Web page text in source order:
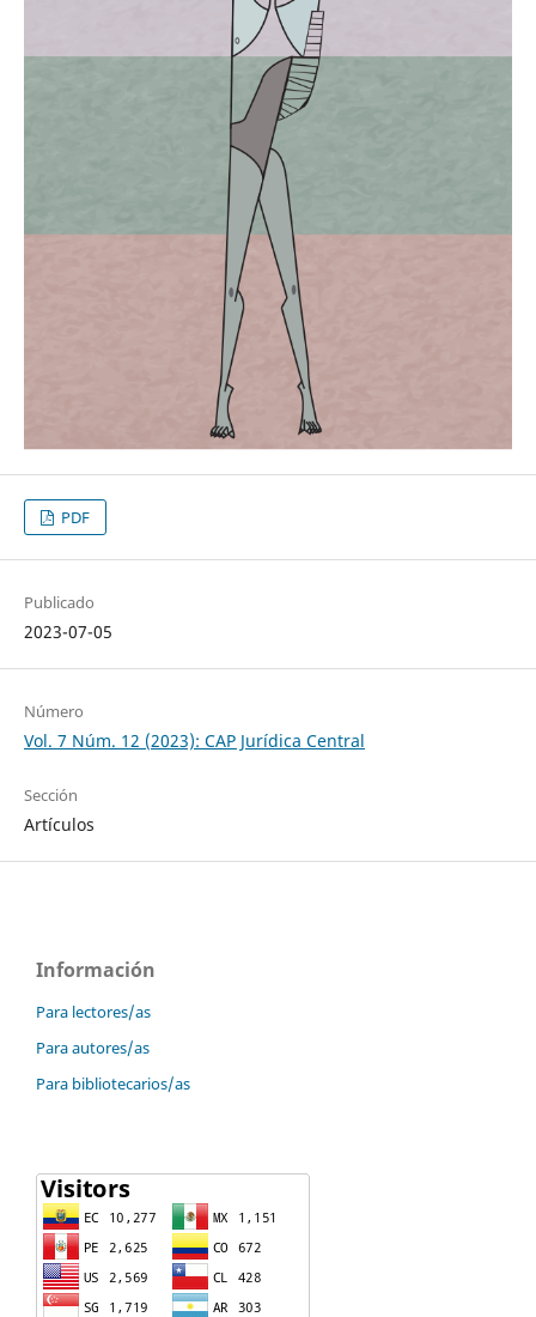
PDF
Publicado
2023-07-05
Número
Vol. 7 Núm. 12 (2023): CAP Jurídica Central
Sección
Artículos
Información
Para lectores/as
Para autores/as
Para bibliotecarios/as